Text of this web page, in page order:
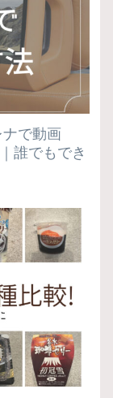
ナで動画
誰でもでき